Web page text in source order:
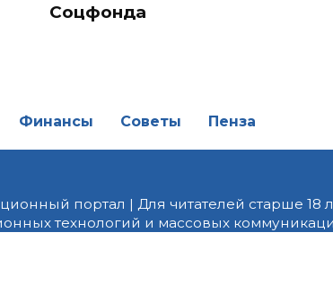
Соцфонда
Финансы Советы Пенза
портал | Для читателей старше 18
технологий и массовых